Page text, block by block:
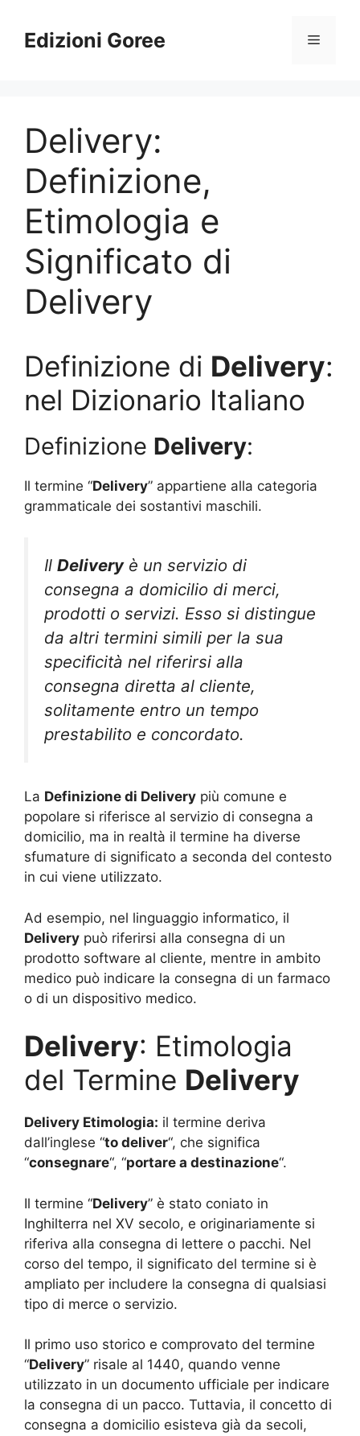
contenuto
Edizioni Goree Menu
Delivery:
Definizione,
Etimologia e
Significato di
Delivery
Definizione di Delivery:
nel Dizionario Italiano
Definizione Delivery:
Il termine “Delivery” appartiene alla categoria
grammaticale dei sostantivi maschili.
Il Deliveryè un servizio di
consegna a domicilio di merci,
prodotti o servizi. Esso si distingue
da altri termini simili per la sua
specificità nel riferirsi alla
consegna diretta al cliente,
solitamente entro un tempo
prestabilito e concordato.
La Definizione di Delivery più comune e
popolare si riferisce al servizio di consegna a
domicilio, ma in realtà il termine ha diverse
sfumature di significato a seconda del contesto
in cui viene utilizzato.
Ad esempio, nel linguaggio informatico, il
Delivery può riferirsi alla consegna di un
prodotto software al cliente, mentre in ambito
medico può indicare la consegna di un farmaco
o di un dispositivo medico.
Delivery: Etimologia
del Termine Delivery
Delivery Etimologia: il termine deriva
dall’inglese “to deliver“, che significa
“consegnare“, “portare a destinazione“.
Il termine “Delivery” è stato coniato in
Inghilterra nel XV secolo, e originariamente si
riferiva alla consegna di lettere o pacchi. Nel
corso del tempo, il significato del termine si è
ampliato per includere la consegna di qualsiasi
tipo di merce o servizio.
Il primo uso storico e comprovato del termine
“Delivery” risale al 1440, quando venne
utilizzato in un documento ufficiale per indicare
la consegna di un pacco. Tuttavia, il concetto di
consegna a domicilio esisteva già da secoli,